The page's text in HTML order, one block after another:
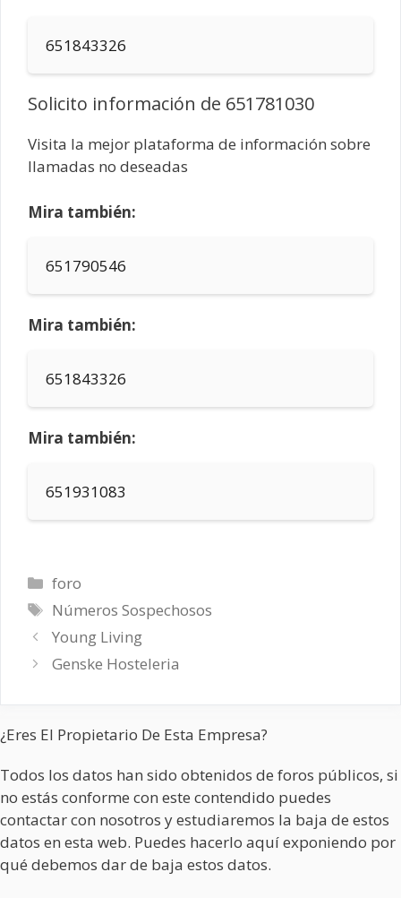
651843326
Solicito información de 651781030
Visita la mejor plataforma de información sobre
llamadas no deseadas
Mira también:
651790546
Mira también:
651843326
Mira también:
651931083
Categorías
foro
Etiquetas
Números Sospechosos
Young Living
Genske Hosteleria
¿Eres El Propietario De Esta Empresa?
Todos los datos han sido obtenidos de foros públicos, si
no estás conforme con este contendido puedes
contactar con nosotros y estudiaremos la baja de estos
datos en esta web. Puedes hacerlo aquí exponiendo por
qué debemos dar de baja estos datos.